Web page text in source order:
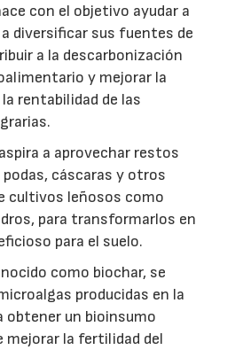
con el objetivo ayudar a
diversificar sus fuentes de
a la descarbonización
y mejorar la
rentabilidad de las
a aprovechar restos
cáscaras y otros
cultivos leñosos como
para transformarlos en
para el suelo.
como biochar, se
producidas en la
obtener un bioinsumo
mejorar la fertilidad del